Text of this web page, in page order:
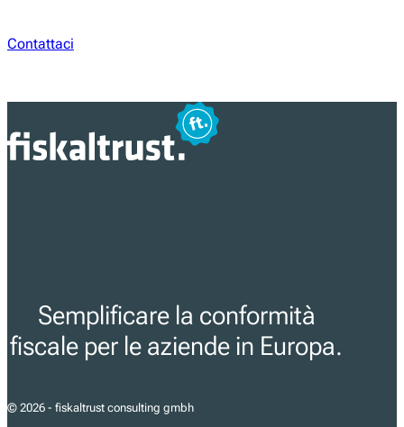
Contattaci
Semplificare la conformità
fiscale per le aziende in Europa.
© 2026 - fiskaltrust consulting gmbh